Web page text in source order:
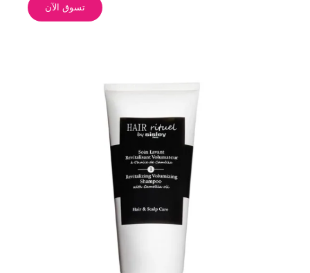
تسوق الآن